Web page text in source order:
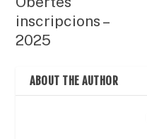
inscripcions –
2025
ABOUT THE AUTHOR